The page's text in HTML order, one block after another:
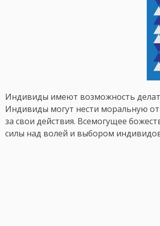
Индивиды имеют возможность
Индивиды могут нести моральную
за свои действия. Всемогущее
силы над волей и выбором